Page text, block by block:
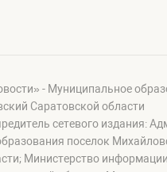
- Муниципальное
Саратовской области
сетевого издания:
поселок
Министерство